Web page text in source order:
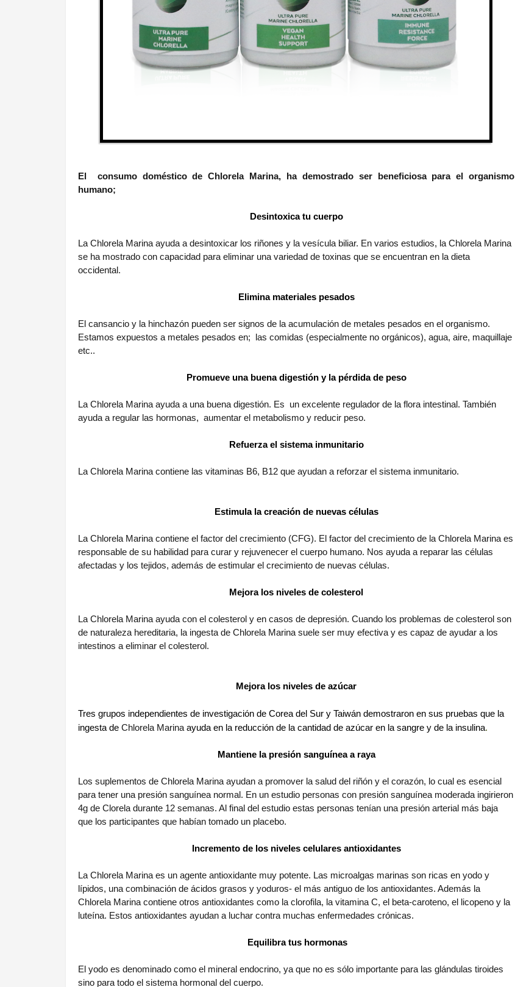
El
consumo doméstico de Chlorela Marina, ha demostrado ser beneficiosa para el organismo
humano;
Desintoxica tu cuerpo
La Chlorela Marina ayuda a desintoxicar los riñones y la vesícula biliar. En varios estudios, la Chlorela Marina
se ha mostrado con capacidad para eliminar una variedad de toxinas que se encuentran en la dieta
occidental.
Elimina materiales pesados
El cansancio y la hinchazón pueden ser signos de la acumulación de metales pesados en el organismo.
Estamos expuestos a metales pesados en;
las comidas (especialmente no orgánicos), agua, aire, maquillaje
etc..
Promueve una buena digestión y la pérdida de peso
La Chlorela Marina ayuda a una buena digestión. Es
un excelente regulador de la flora intestinal. También
ayuda a regular las hormonas, aumentar el metabolismo y reducir peso.
Refuerza el sistema inmunitario
La Chlorela Marina contiene las vitaminas B6, B12 que ayudan a reforzar el sistema inmunitario.
Estimula la creación de nuevas células
La Chlorela Marina contiene el factor del crecimiento (CFG). El factor del crecimiento de la Chlorela Marina es
responsable de su habilidad para curar y rejuvenecer el cuerpo humano. Nos ayuda a reparar las células
afectadas y los tejidos, además de estimular el crecimiento de nuevas células.
Mejora los niveles de colesterol
La Chlorela Marina ayuda con el colesterol y en casos de depresión. Cuando los problemas de colesterol son
de naturaleza hereditaria, la ingesta de Chlorela Marina suele ser muy efectiva y es capaz de ayudar a los
intestinos a eliminar el colesterol.
Mejora los niveles de azúcar
Tres grupos independientes de investigación de Corea del Sur y Taiwán demostraron en sus pruebas que la
ingesta de Chlorela Marinaayuda en la reducción de la cantidad de azúcar en la sangre y de la insulina.
Mantiene la presión sanguínea a raya
Los suplementos de Chlorela Marina ayudan a promover la salud del riñón y el corazón, lo cual es esencial
para tener una presión sanguínea normal. En un estudio personas con presión sanguínea moderada ingirieron
4g de Clorela durante 12 semanas. Al final del estudio estas personas tenían una presión arterial más baja
que los participantes que habían tomado un placebo.
Incremento de los niveles celulares antioxidantes
La Chlorela Marina es un agente antioxidante muy potente. Las microalgas marinas son ricas en yodo y
lípidos, una combinación de ácidos grasos y yoduros- el más antiguo de los antioxidantes. Además la
Chlorela Marina contiene otros antioxidantes como la clorofila, la vitamina C, el beta-caroteno, el licopeno y la
luteína. Estos antioxidantes ayudan a luchar contra muchas enfermedades crónicas.
Equilibra tus hormonas
El yodo es denominado como el mineral endocrino, ya que no es sólo importante para las glándulas tiroides
sino para todo el sistema hormonal del cuerpo.